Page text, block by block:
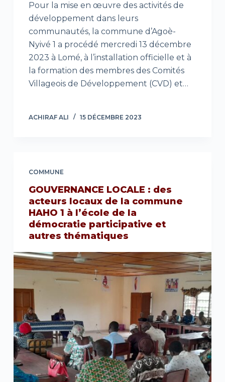
Pour la mise en œuvre des activités de
développement dans leurs
communautés, la commune d’Agoè-
Nyivé 1 a procédé mercredi 13 décembre
2023 à Lomé, à l’installation officielle et à
la formation des membres des Comités
Villageois de Développement (CVD) et…
ACHIRAF ALI 15 DÉCEMBRE 2023
COMMUNE
GOUVERNANCE LOCALE : des
acteurs locaux de la commune
HAHO 1 à l’école de la
démocratie participative et
autres thématiques